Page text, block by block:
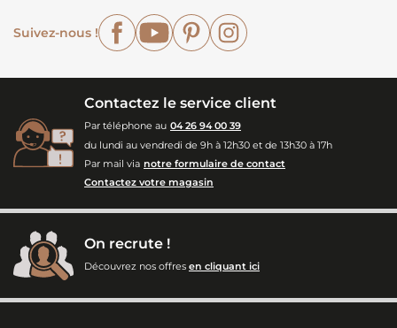
Suivez-nous !
FacebookYouTubePinterest
Contactez le service client
Par téléphone au 04 26 94 00 39
du lundi au vendredi de 9h à 12h30 et de 13h30 à 17h
Par mail via notre formulaire de contact
Contactez votre magasin
On recrute !
Découvrez nos offres en cliquant ici